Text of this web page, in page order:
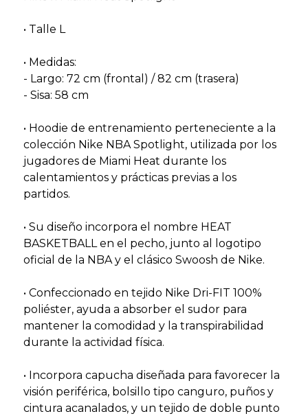
• Talle L
• Medidas:
- Largo: 72 cm (frontal) / 82 cm (trasera)
- Sisa: 58 cm
• Hoodie de entrenamiento perteneciente a la
colección Nike NBA Spotlight, utilizada por los
jugadores de Miami Heat durante los
calentamientos y prácticas previas a los
partidos.
• Su diseño incorpora el nombre HEAT
BASKETBALL en el pecho, junto al logotipo
oficial de la NBA y el clásico Swoosh de Nike.
• Confeccionado en tejido Nike Dri-FIT 100%
poliéster, ayuda a absorber el sudor para
mantener la comodidad y la transpirabilidad
durante la actividad física.
• Incorpora capucha diseñada para favorecer la
visión periférica, bolsillo tipo canguro, puños y
cintura acanalados, y un tejido de doble punto